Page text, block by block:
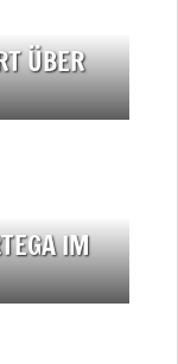
ÜBER
IM